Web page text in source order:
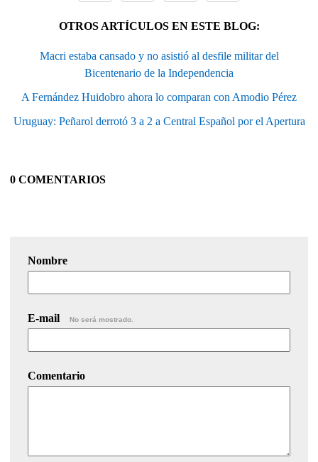
OTROS ARTÍCULOS EN ESTE BLOG:
Macri estaba cansado y no asistió al desfile militar del
Bicentenario de la Independencia
A Fernández Huidobro ahora lo comparan con Amodio Pérez
Uruguay: Peñarol derrotó 3 a 2 a Central Español por el Apertura
0 COMENTARIOS
Nombre
E-mail No será mostrado.
Comentario